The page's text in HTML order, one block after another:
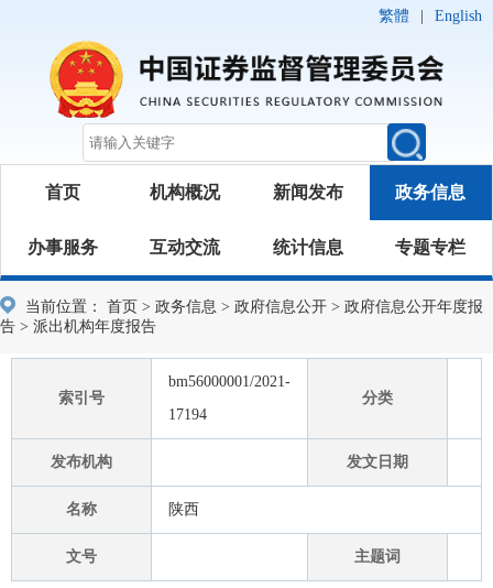
繁體 English
首页 机构概况 新闻发布 政务信息
办事服务 互动交流 统计信息 专题专栏
当前位置： 首页 > 政务信息 > 政府信息公开 > 政府信息公开年度报
告 > 派出机构年度报告
索引号
bm56000001/2021-
17194
分类
发布机构 发文日期
名称 陕西
文号 主题词